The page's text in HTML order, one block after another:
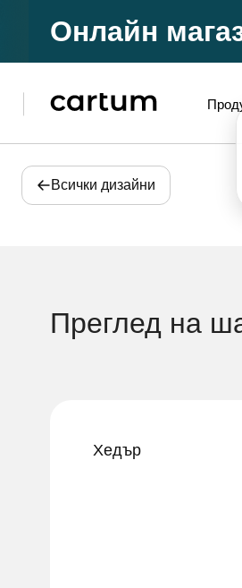
Онлайн
Всички дизайни
Преглед на
Хедър